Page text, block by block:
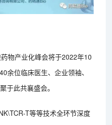
物产业化峰会将于2022年10
余位临床医生、企业领袖、
于此共襄盛会。
T等等技术全环节深度